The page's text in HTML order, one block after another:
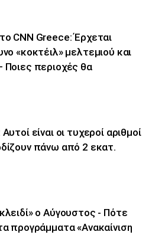
CNN Greece: Έρχεται
«κοκτέιλ» μελτεμιού και
Ποιες περιοχές θα
είναι οι τυχεροί αριθμοί
πάνω από 2 εκατ.
ο Αύγουστος - Πότε
προγράμματα «Ανακαίνιση